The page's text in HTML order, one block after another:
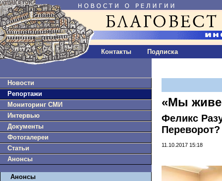
Контакты Подписка
Новости
Репортажи
Мониторинг СМИ
Интервью
Документы
Фотогалереи
Статьи
Анонсы
Анонсы
«Мы
Феликс
11.10.2017 15:18